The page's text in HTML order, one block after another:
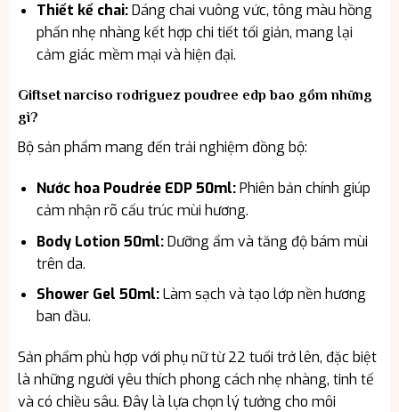
Thiết kế chai:Dáng chai vuông vức, tông màu hồng
phấn nhẹ nhàng kết hợp chi tiết tối giản, mang lại
cảm giác mềm mại và hiện đại.
Giftset narciso rodriguez poudree edp bao gồm những
gì?
Bộ sản phẩm mang đến trải nghiệm đồng bộ:
Nước hoa Poudrée EDP 50ml:Phiên bản chính giúp
cảm nhận rõ cấu trúc mùi hương.
Body Lotion 50ml:Dưỡng ẩm và tăng độ bám mùi
trên da.
Shower Gel 50ml:Làm sạch và tạo lớp nền hương
ban đầu.
Sản phẩm phù hợp với phụ nữ từ 22 tuổi trở lên, đặc biệt
là những người yêu thích phong cách nhẹ nhàng, tinh tế
và có chiều sâu. Đây là lựa chọn lý tưởng cho môi